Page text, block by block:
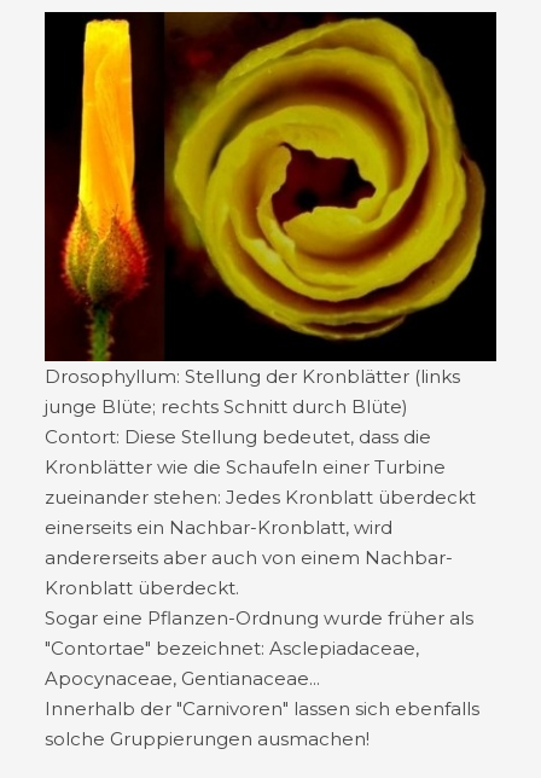
Drosophyllum: Stellung der Kronblätter (links
junge Blüte; rechts Schnitt durch Blüte)
Contort: Diese Stellung bedeutet, dass die
Kronblätter wie die Schaufeln einer Turbine
zueinander stehen: Jedes Kronblatt überdeckt
einerseits ein Nachbar-Kronblatt, wird
andererseits aber auch von einem Nachbar-
Kronblatt überdeckt.
Sogar eine Pflanzen-Ordnung wurde früher als
"Contortae" bezeichnet: Asclepiadaceae,
Apocynaceae, Gentianaceae...
Innerhalb der "Carnivoren" lassen sich ebenfalls
solche Gruppierungen ausmachen!